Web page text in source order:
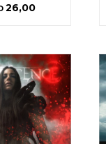
26,00